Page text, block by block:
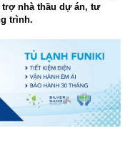
nhà thầu dự án, tư
trình.